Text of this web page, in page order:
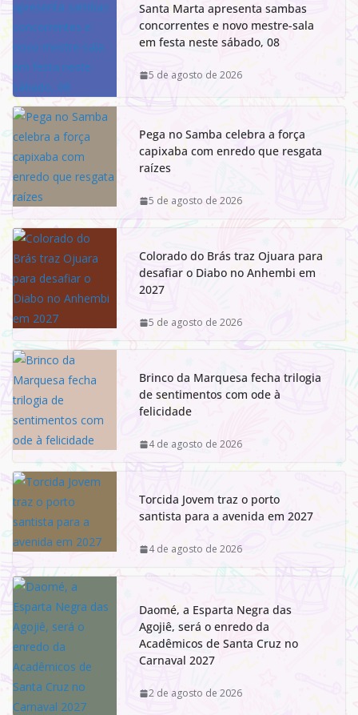
Santa Marta apresenta sambas
concorrentes e novo mestre-sala
em festa neste sábado, 08
5 de agosto de 2026
Pega no Samba celebra a força
capixaba com enredo que resgata
raízes
5 de agosto de 2026
Colorado do Brás traz Ojuara para
desafiar o Diabo no Anhembi em
2027
5 de agosto de 2026
Brinco da Marquesa fecha trilogia
de sentimentos com ode à
felicidade
4 de agosto de 2026
Torcida Jovem traz o porto
santista para a avenida em 2027
4 de agosto de 2026
Daomé, a Esparta Negra das
Agojiê, será o enredo da
Acadêmicos de Santa Cruz no
Carnaval 2027
2 de agosto de 2026